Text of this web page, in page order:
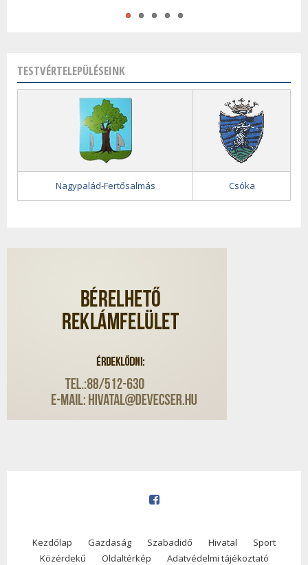
TESTVÉRTELEPÜLÉSEINK
Nagypalád-Fertősalmás Csóka
Kezdőlap Gazdaság Szabadidő Hivatal
Sport
Közérdekű
Oldaltérkép
Adatvédelmi tájékoztató